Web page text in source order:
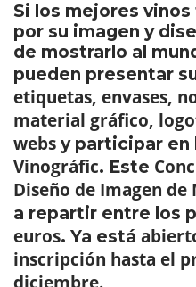
Si los mejores
por su imagen y
de mostrarlo al
pueden presentar
etiquetas, envases,
material gráfico,
webs y participar en
Vinográfic. Este
Diseño de Imagen de
a repartir entre los
euros. Ya está
inscripción hasta el